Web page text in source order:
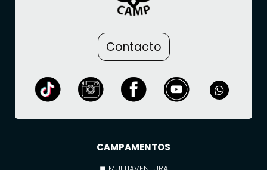
Contacto
CAMPAMENTOS